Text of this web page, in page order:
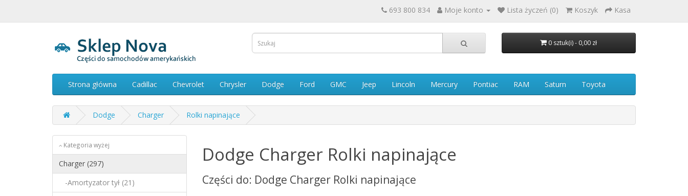
693 800 834 Moje konto Lista życzeń (0) Koszyk Kasa
0 sztuk(i) - 0,00 zł
Strona główna Cadillac Chevrolet Chrysler Dodge Ford GMC Jeep Lincoln Mercury Pontiac RAM Saturn Toyota
Dodge Charger Rolki napinające
Kategoria wyżej
Charger (297)
-Amortyzator tył (21)
Dodge Charger Rolki napinające
Części do: Dodge Charger Rolki napinające